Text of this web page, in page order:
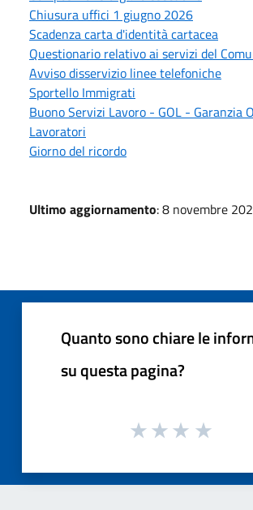
Chiusura uffici 1 giugno 2026
Scadenza carta d'identità cartacea
Questionario relativo ai servizi del
Avviso disservizio linee telefoniche
Sportello Immigrati
Buono Servizi Lavoro - GOL - Garanzia
Lavoratori
Giorno del ricordo
Ultimo aggiornamento: 8 novembre
Quanto sono chiare le
su questa pagina?